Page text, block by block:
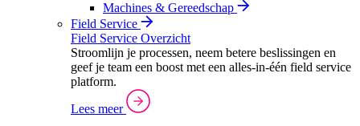
Machines & Gereedschap
Field Service
Field Service Overzicht
Stroomlijn je processen, neem betere beslissingen en
geef je team een boost met een alles-in-één field service
platform.
Lees meer